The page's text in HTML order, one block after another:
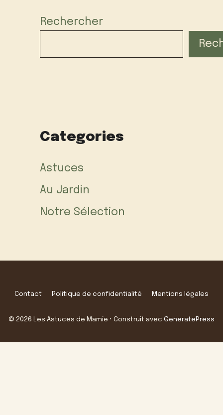
Rechercher
Categories
Astuces
Au Jardin
Notre Sélection
Contact Politique de confidentialité Mentions légales
© 2026 Les Astuces de Mamie • Construit avec GeneratePress